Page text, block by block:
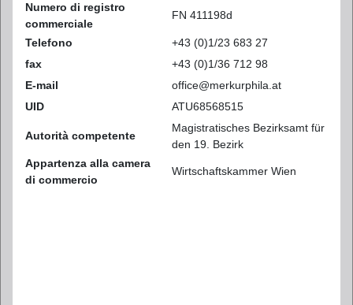
Numero di registro
commerciale
FN 411198d
Telefono
+43 (0)1/23 683 27
fax
+43 (0)1/36 712 98
E-mail
office@merkurphila.at
UID
ATU68568515
Autorità competente
Magistratisches Bezirksamt für
den 19. Bezirk
Appartenza alla camera
di commercio
Wirtschaftskammer Wien